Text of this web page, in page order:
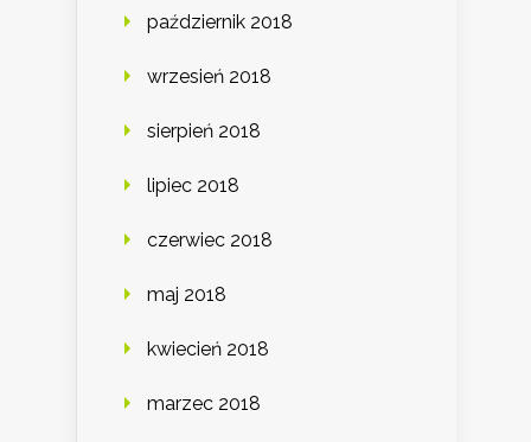
październik 2018
wrzesień 2018
sierpień 2018
lipiec 2018
czerwiec 2018
maj 2018
kwiecień 2018
marzec 2018